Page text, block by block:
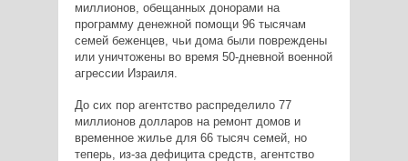
миллионов, обещанных донорами на
программу денежной помощи 96 тысячам
семей беженцев, чьи дома были повреждены
или уничтожены во время 50-дневной военной
агрессии Израиля.
До сих пор агентство распределило 77
миллионов долларов на ремонт домов и
временное жилье для 66 тысяч семей, но
теперь, из-за дефицита средств, агентство